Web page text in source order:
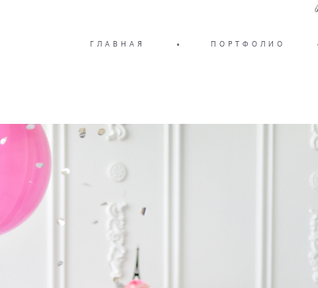
ГЛАВНАЯ • ПОРТФОЛИО